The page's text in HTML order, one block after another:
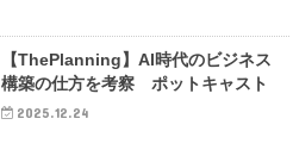
【ThePlanning】AI時代のビジネス
構築の仕方を考察 ポットキャスト
2025.12.24